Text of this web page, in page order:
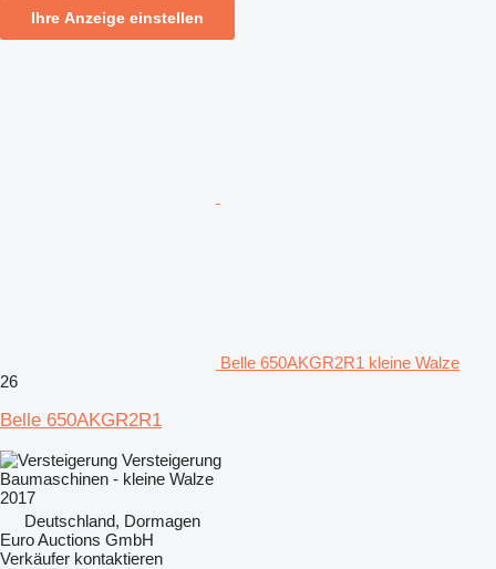
Ihre Anzeige einstellen
Belle 650AKGR2R1 kleine Walze
26
Belle 650AKGR2R1
Versteigerung
Baumaschinen - kleine Walze
2017
Deutschland, Dormagen
Euro Auctions GmbH
Verkäufer kontaktieren